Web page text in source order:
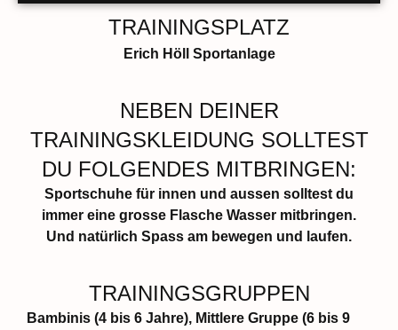
TRAININGSPLATZ
Erich Höll Sportanlage
NEBEN DEINER
TRAININGSKLEIDUNG SOLLTEST
DU FOLGENDES MITBRINGEN:
Sportschuhe für innen und aussen solltest du
immer eine grosse Flasche Wasser mitbringen.
Und natürlich Spass am bewegen und laufen.
TRAININGSGRUPPEN
Bambinis (4 bis 6 Jahre), Mittlere Gruppe (6 bis 9